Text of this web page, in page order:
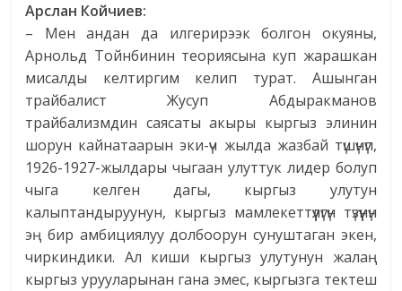
Арслан Койчиев:
– Мен андан да илгерирээк болгон окуяны,
Арнольд Тойнбинин теориясына куп жарашкан
мисалды келтиргим келип турат. Ашынган
трайбалист Жусуп Абдыракманов
трайбализмдин саясаты акыры кыргыз элинин
шорун кайнатаарын эки-үч жылда жазбай түшүнүп,
1926-1927-жылдары чыгаан улуттук лидер болуп
чыга келген дагы, кыргыз улутун
калыптандыруунун, кыргыз мамлекеттүүлүгүн түзүүнүн
эң бир амбициялуу долбоорун сунуштаган экен,
чиркиндики. Ал киши кыргыз улутунун жалаң
кыргыз уруу­ларынан гана эмес, кыргызга тектеш